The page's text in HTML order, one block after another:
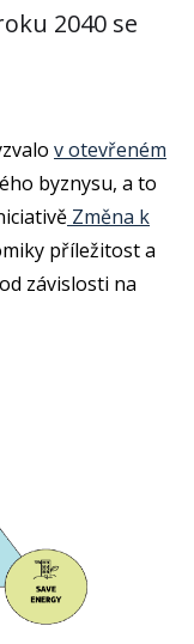
2040 se
v otevřeném
byznysu, a to
Změna k
příležitost a
závislosti na